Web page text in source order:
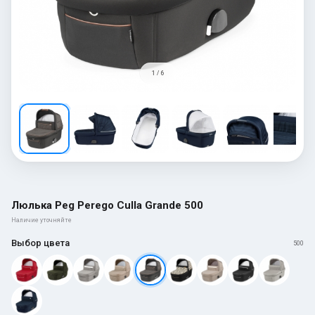
1 / 6
Люлька Peg Perego Culla Grande 500
Наличие уточняйте
Выбор цвета 500